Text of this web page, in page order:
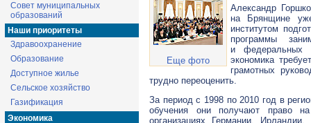
Совет муниципальных
образований
Наши приоритеты
Здравоохранение
Образование
Доступное жилье
Сельское хозяйство
Газификация
Экономика
Еще фото
Александр
на Брянщине
институтом
программы
и федеральных
экономика
грамотных
трудно переоценить.
За период с 1998 по 2010 год в
обучения они получают право
организациях Германии,